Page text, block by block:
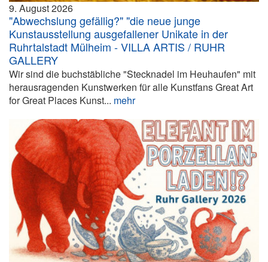
9. August 2026
"Abwechslung gefällig?" "die neue junge
Kunstausstellung ausgefallener Unikate in der
Ruhrtalstadt Mülheim - VILLA ARTIS / RUHR
GALLERY
Wir sind die buchstäbliche "Stecknadel im Heuhaufen" mit
herausragenden Kunstwerken für alle Kunstfans Great Art
for Great Places Kunst... mehr